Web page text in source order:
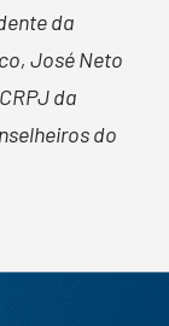
da
José Neto
da
do